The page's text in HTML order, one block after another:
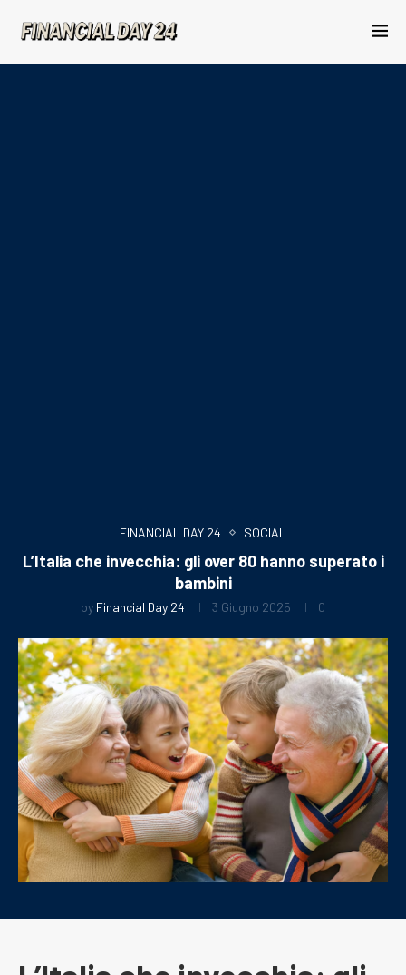
FINANCIAL DAY 24 SOCIAL
L’Italia che invecchia: gli over 80 hanno superato i
bambini
by Financial Day 24 3 Giugno 2025 0